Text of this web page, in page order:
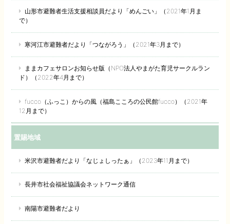
山形市避難者生活支援相談員だより「めんごい」（2021年1月ま
で）
寒河江市避難者だより「つながろう」（2021年3月まで）
ままカフェサロンお知らせ版（NPO法人やまがた育児サークルラン
ド）（2022年4月まで）
fucco（ふっこ）からの風（福島こころの公民館fucco）（2021年
12月まで）
置賜地域
米沢市避難者だより「なじょしったぁ」（2023年11月まで）
長井市社会福祉協議会ネットワーク通信
南陽市避難者だより